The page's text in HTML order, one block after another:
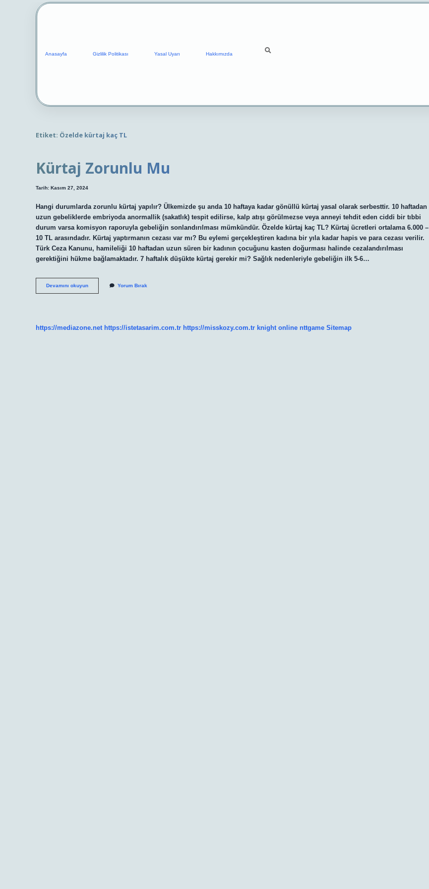
Anasayfa Gizlilik Politikası Yasal Uyarı Hakkımızda
Etiket: Özelde kürtaj kaç TL
Kürtaj Zorunlu Mu
Tarih: Kasım 27, 2024
Hangi durumlarda zorunlu kürtaj yapılır? Ülkemizde şu anda 10 haftaya kadar gönüllü kürtaj yasal olarak serbesttir. 10 haftadan
uzun gebeliklerde embriyoda anormallik (sakatlık) tespit edilirse, kalp atışı görülmezse veya anneyi tehdit eden ciddi bir tıbbi
durum varsa komisyon raporuyla gebeliğin sonlandırılması mümkündür. Özelde kürtaj kaç TL? Kürtaj ücretleri ortalama 6.000 –
10 TL arasındadır. Kürtaj yaptırmanın cezası var mı? Bu eylemi gerçekleştiren kadına bir yıla kadar hapis ve para cezası verilir.
Türk Ceza Kanunu, hamileliği 10 haftadan uzun süren bir kadının çocuğunu kasten doğurması halinde cezalandırılması
gerektiğini hükme bağlamaktadır. 7 haftalık düşükte kürtaj gerekir mi? Sağlık nedenleriyle gebeliğin ilk 5-6…
Devamını okuyunKürtaj
Zorunlu
Yorum Bırak
https://mediazone.net https://istetasarim.com.tr https://misskozy.com.tr knight online nttgame Sitemap